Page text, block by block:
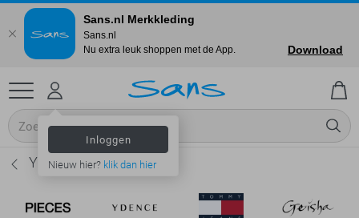
Inloggen
Nieuw hier? klik dan hier
Ydence Truien - Dames
Sans.nl Merkkleding
Sans.nl
Nu extra leuk shoppen met de App.
Download